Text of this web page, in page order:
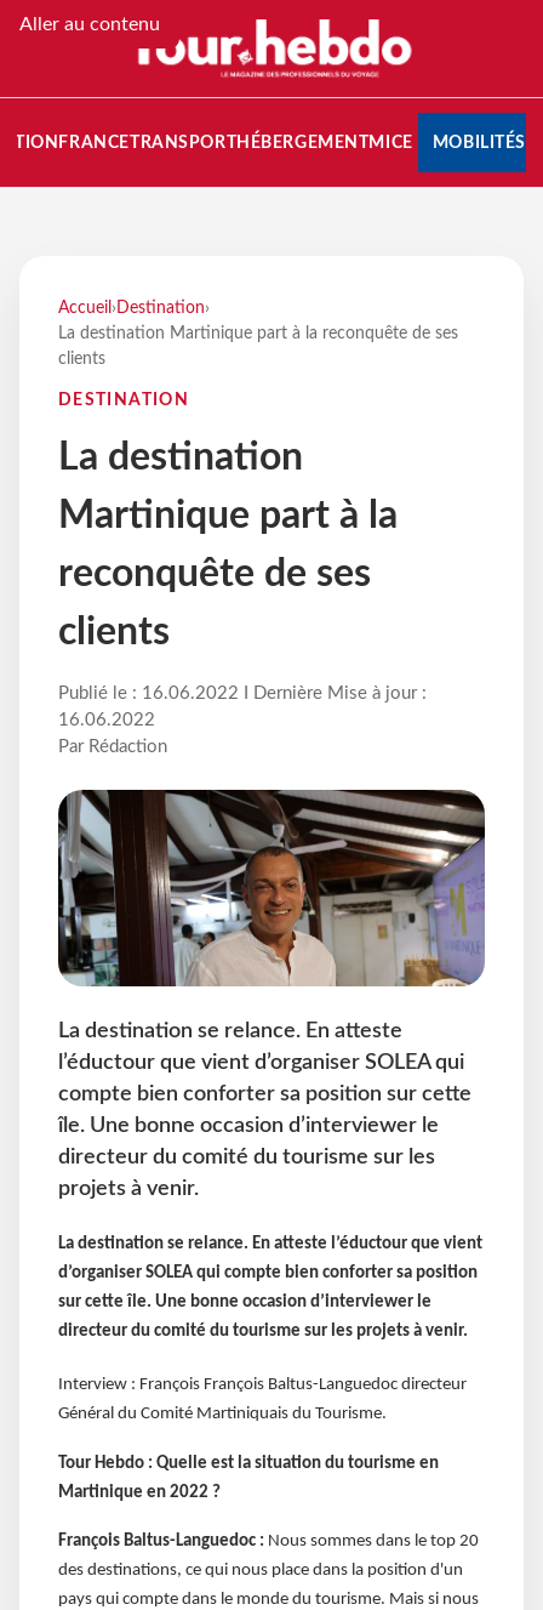
Aller au contenu
FRANCETRANSPORT HÉBERGEMENTMICE MOBILITÉS
Accueil › Destination›
La destination Martinique part à la reconquête de ses
clients
DESTINATION
La destination
Martinique part à la
reconquête de ses
clients
Publié le : 16.06.2022 I Dernière Mise à jour :
16.06.2022
Par Rédaction
La destination se relance. En atteste
l’éductour que vient d’organiser SOLEA qui
compte bien conforter sa position sur cette
île. Une bonne occasion d’interviewer le
directeur du comité du tourisme sur les
projets à venir.
La destination se relance. En atteste l’éductour que vient
d’organiser SOLEA qui compte bien conforter sa position
sur cette île. Une bonne occasion d’interviewer le
directeur du comité du tourisme sur les projets à venir.
Interview : François François Baltus-Languedoc directeur
Général du Comité Martiniquais du Tourisme.
Tour Hebdo : Quelle est la situation du tourisme en
Martinique en 2022 ?
François Baltus-Languedoc : Nous sommes dans le top 20
des destinations, ce qui nous place dans la position d'un
pays qui compte dans le monde du tourisme. Mais si nous